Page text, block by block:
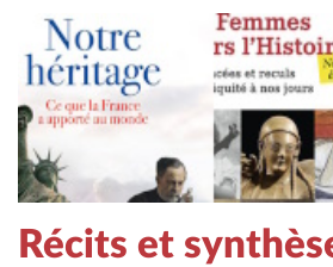
Récits et